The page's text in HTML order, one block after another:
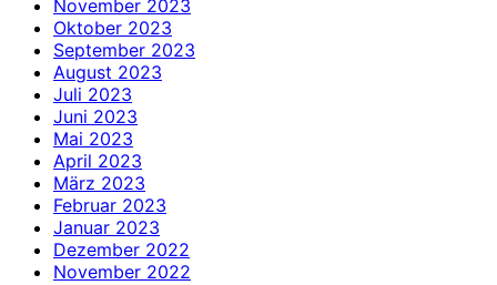
November 2023
Oktober 2023
September 2023
August 2023
Juli 2023
Juni 2023
Mai 2023
April 2023
März 2023
Februar 2023
Januar 2023
Dezember 2022
November 2022